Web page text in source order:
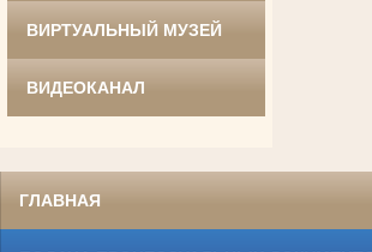
Труженица тыла в годы
Великой Отечественной войны
в период с 1968 по 1981 гг.
ВИРТУАЛЬНЫЙ МУЗЕЙ
ВИДЕОКАНАЛ
ГЛАВНАЯ